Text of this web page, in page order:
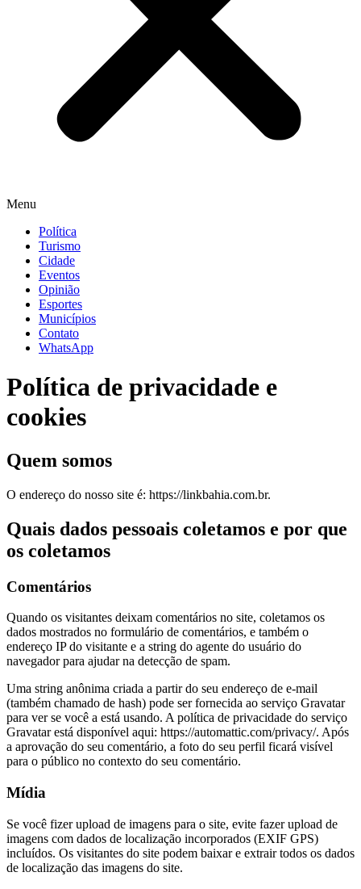
Menu
Política
Turismo
Cidade
Eventos
Opinião
Esportes
Municípios
Contato
WhatsApp
Política de privacidade e
cookies
Quem somos
O endereço do nosso site é: https://linkbahia.com.br.
Quais dados pessoais coletamos e por que
os coletamos
Comentários
Quando os visitantes deixam comentários no site, coletamos os
dados mostrados no formulário de comentários, e também o
endereço IP do visitante e a string do agente do usuário do
navegador para ajudar na detecção de spam.
Uma string anônima criada a partir do seu endereço de e-mail
(também chamado de hash) pode ser fornecida ao serviço Gravatar
para ver se você a está usando. A política de privacidade do serviço
Gravatar está disponível aqui: https://automattic.com/privacy/. Após
a aprovação do seu comentário, a foto do seu perfil ficará visível
para o público no contexto do seu comentário.
Mídia
Se você fizer upload de imagens para o site, evite fazer upload de
imagens com dados de localização incorporados (EXIF GPS)
incluídos. Os visitantes do site podem baixar e extrair todos os dados
de localização das imagens do site.